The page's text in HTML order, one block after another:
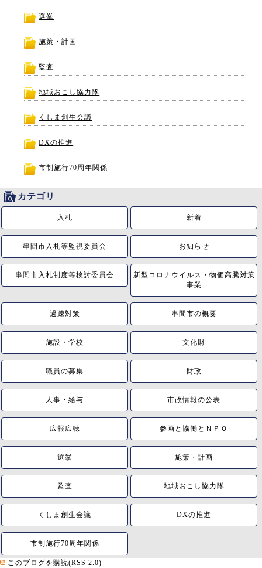
選挙
施策・計画
監査
地域おこし協力隊
くしま創生会議
DXの推進
市制施行70周年関係
カテゴリ
入札 新着
串間市入札等監視委員会 お知らせ
串間市入札制度等検討委員会
新型コロナウイルス・物価高騰対策
事業
過疎対策 串間市の概要
施設・学校 文化財
職員の募集 財政
人事・給与 市政情報の公表
広報広聴 参画と協働とＮＰＯ
選挙 施策・計画
監査 地域おこし協力隊
くしま創生会議 DXの推進
市制施行70周年関係
このブログを購読(RSS 2.0)